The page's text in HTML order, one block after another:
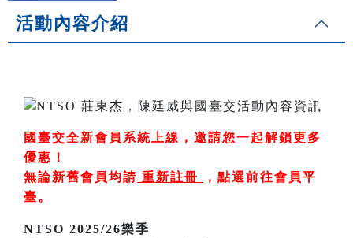
活動內容介紹
國臺交全新會員系統上線，邀請您一起解鎖更多
優惠！
無論新舊會員均請 重新註冊 ， 點選前往會員平
臺。
NTSO 2025/26樂季